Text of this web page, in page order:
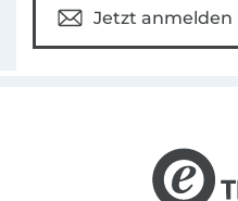
Jetzt anmelden